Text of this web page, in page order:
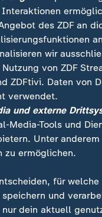
Fälle gestrichen
von
akzeptieren. Der
und Kinder
Länder wie
und Folter
meinem
JUSO-Vorsitzender
des ZDF an
wir
Nutzung von ZDF
ZDFtivi. Daten von
verwendet.
und externe
Media-Tools und
Unter anderem
zu ermöglichen.
für welche
speichern und
dein aktuell